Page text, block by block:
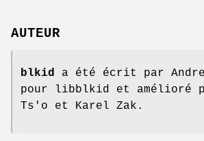
AUTEUR
blkid a été écrit par
pour libblkid et amélioré
Ts'o et Karel Zak.